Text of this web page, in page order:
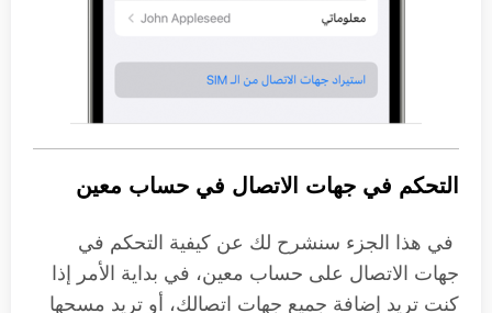
التحكم في جهات الاتصال في حساب معين
في هذا الجزء سنشرح لك عن كيفية التحكم في
جهات الاتصال على حساب معين، في بداية الأمر إذا
كنت تريد إضافة جميع جهات اتصالك، أو تريد مسحها